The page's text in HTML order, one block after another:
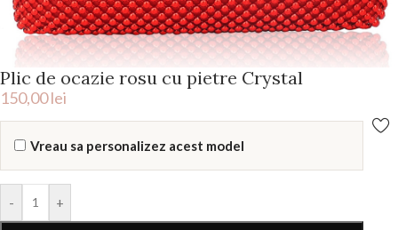
Plic de ocazie rosu cu pietre Crystal
150,00lei
Vreau sa personalizez acest model
- +